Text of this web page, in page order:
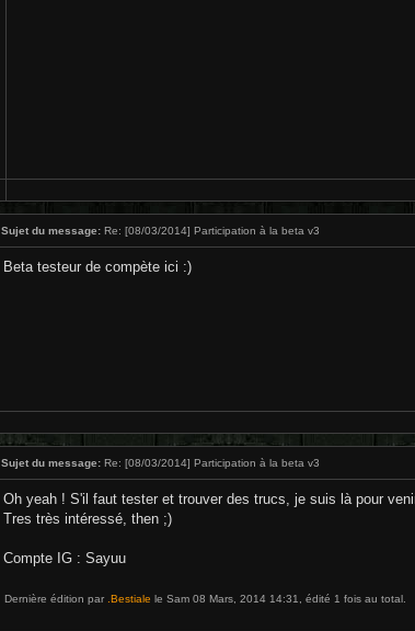
Sujet du message: Re: [08/03/2014] Participation à la beta v3
Beta testeur de compète ici :)
Sujet du message: Re: [08/03/2014] Participation à la beta v3
Oh yeah ! S'il faut tester et trouver des trucs, je suis là pour
Tres très intéressé, then ;)
Compte IG : Sayuu
Dernière édition par .Bestiale le Sam 08 Mars, 2014 14:31, édité 1 fois au total.